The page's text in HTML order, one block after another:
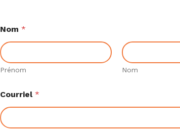
Nom *
Prénom Nom
Courriel *